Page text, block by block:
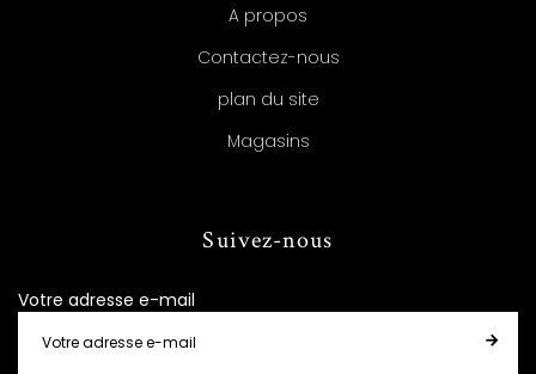
A propos
Contactez-nous
plan du site
Magasins
Suivez-nous
Votre adresse e-mail